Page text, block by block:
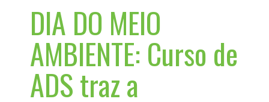
DIA DO MEIO
AMBIENTE: Curso de
ADS traz a